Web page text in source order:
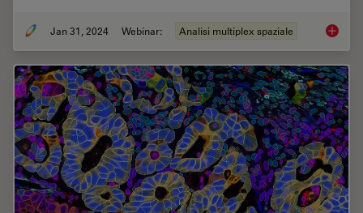
Jan 31, 2024 Webinar: Analisi multiplex spaziale